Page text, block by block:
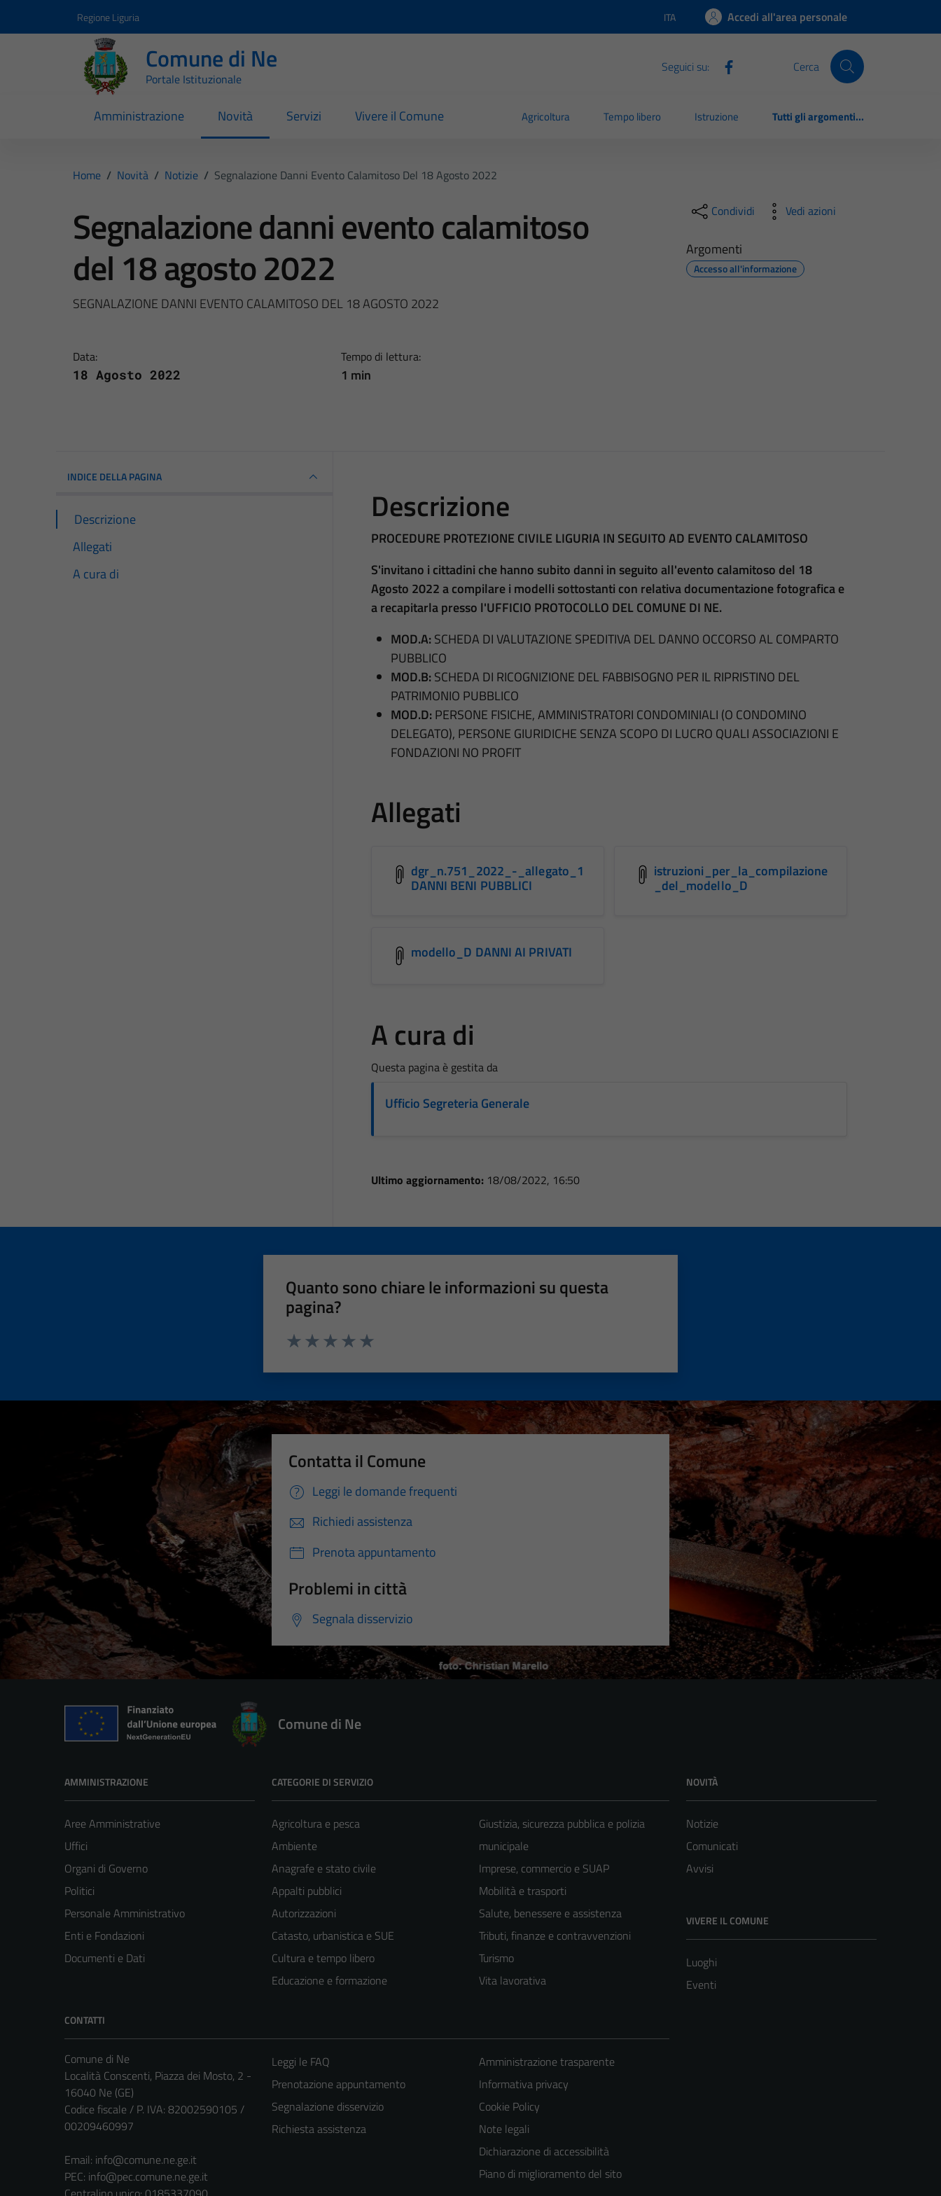
Regione Liguria Lingua attiva:
ITA Accedi all'area personale
Comune di Ne
Portale Istituzionale
Seguici su: Cerca
Amministrazione Novità Servizi Vivere il Comune Agricoltura Tempo libero Istruzione Tutti gli argomenti...
Home / Novità / Notizie / Segnalazione Danni Evento Calamitoso Del 18 Agosto 2022
Segnalazione danni evento calamitoso
del 18 agosto 2022
SEGNALAZIONE DANNI EVENTO CALAMITOSO DEL 18 AGOSTO 2022
Data:
18 Agosto 2022
Tempo di lettura:
1 min
Condividi Vedi azioni
Argomenti
Accesso all'informazione
INDICE DELLA PAGINA
Descrizione
Allegati
A cura di
Descrizione
PROCEDURE PROTEZIONE CIVILE LIGURIA IN SEGUITO AD EVENTO CALAMITOSO
S'invitano i cittadini che hanno subito danni in seguito all'evento calamitoso del 18
Agosto 2022 a compilare i modelli sottostanti con relativa documentazione fotografica e
a recapitarla presso l'UFFICIO PROTOCOLLO DEL COMUNE DI NE.
MOD.A: SCHEDA DI VALUTAZIONE SPEDITIVA DEL DANNO OCCORSO AL COMPARTO
PUBBLICO
MOD.B: SCHEDA DI RICOGNIZIONE DEL FABBISOGNO PER IL RIPRISTINO DEL
PATRIMONIO PUBBLICO
MOD.D: PERSONE FISICHE, AMMINISTRATORI CONDOMINIALI (O CONDOMINO
DELEGATO), PERSONE GIURIDICHE SENZA SCOPO DI LUCRO QUALI ASSOCIAZIONI E
FONDAZIONI NO PROFIT
Allegati
dgr_n.751_2022_-_allegato_1
DANNI BENI PUBBLICI
istruzioni_per_la_compilazione
_del_modello_D
modello_D DANNI AI PRIVATI
A cura di
Questa pagina è gestita da
Ufficio Segreteria Generale
Ultimo aggiornamento: 18/08/2022, 16:50
Quanto sono chiare le informazioni su questa
pagina?
Contatta il Comune
Leggi le domande frequenti
Richiedi assistenza
Prenota appuntamento
Problemi in città
Segnala disservizio
Comune di Ne
AMMINISTRAZIONE
Aree Amministrative
Uffici
Organi di Governo
Politici
Personale Amministrativo
Enti e Fondazioni
Documenti e Dati
CATEGORIE DI SERVIZIO
Agricoltura e pesca
Ambiente
Anagrafe e stato civile
Appalti pubblici
Autorizzazioni
Catasto, urbanistica e SUE
Cultura e tempo libero
Educazione e formazione
Giustizia, sicurezza pubblica e polizia
municipale
Imprese, commercio e SUAP
Mobilità e trasporti
Salute, benessere e assistenza
Tributi, finanze e contravvenzioni
Turismo
Vita lavorativa
NOVITÀ
Notizie
Comunicati
Avvisi
VIVERE IL COMUNE
Luoghi
Eventi
CONTATTI
Comune di Ne
Località Conscenti, Piazza dei Mosto, 2 -
16040 Ne (GE)
Codice fiscale / P. IVA: 82002590105 /
00209460997
Email: info@comune.ne.ge.it
PEC: info@pec.comune.ne.ge.it
Leggi le FAQ
Prenotazione appuntamento
Segnalazione disservizio
Richiesta assistenza
Amministrazione trasparente
Informativa privacy
Cookie Policy
Note legali
Dichiarazione di accessibilità
Piano di miglioramento del sito